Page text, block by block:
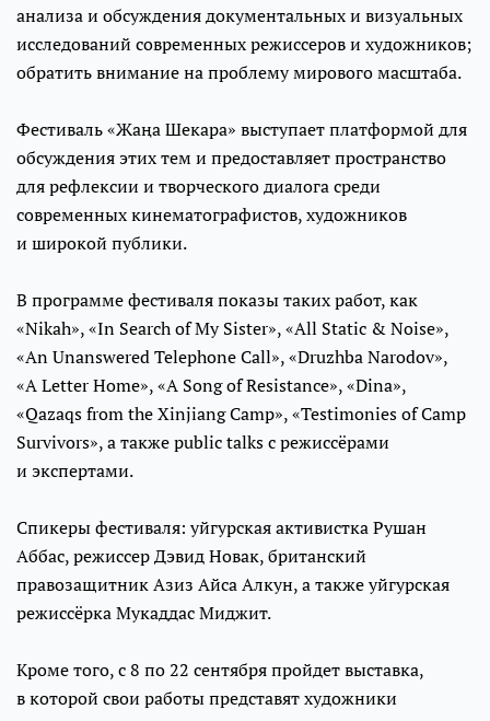
анализа и обсуждения документальных и визуальных
исследований современных режиссеров и художников;
обратить внимание на проблему мирового масштаба.
Фестиваль «Жаңа Шекара» выступает платформой для
обсуждения этих тем и предоставляет пространство
для рефлексии и творческого диалога среди
современных кинематографистов, художников
и широкой публики.
В программе фестиваля показы таких работ, как
«Nikah», «In Search of My Sister», «All Static & Noise»,
«An Unanswered Telephone Call», «Druzhba Narodov»,
«A Letter Home», «A Song of Resistance», «Dina»,
«Qazaqs from the Xinjiang Camp», «Testimonies of Camp
Survivors», а также public talks с режиссёрами
и экспертами.
Спикеры фестиваля: уйгурская активистка Рушан
Аббас, режиссер Дэвид Новак, британский
правозащитник Азиз Айса Алкун, а также уйгурская
режиссёрка Мукаддас Миджит.
Кроме того, с 8 по 22 сентября пройдет выставка,
в которой свои работы представят художники